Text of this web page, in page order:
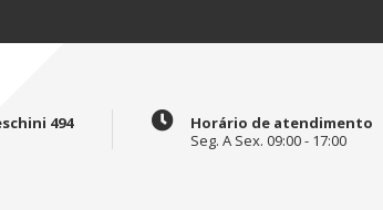
494
Horário de atendimento
Seg. A Sex. 09:00 - 17:00